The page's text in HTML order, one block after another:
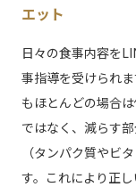
エット
日々の食事内容を
事指導を受けられ
もほとんどの場合
ではなく、減らす
（タンパク質やビ
す。これにより正